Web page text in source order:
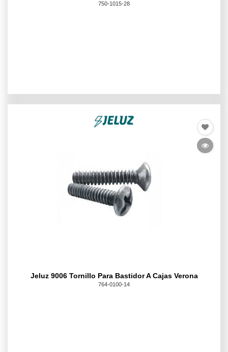
750-1015-28
Jeluz 9006 Tornillo Para Bastidor A Cajas Verona
764-0100-14